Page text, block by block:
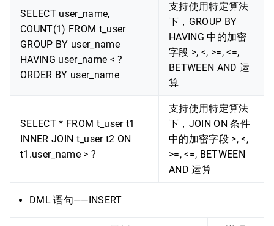
SELECT user_name,
COUNT(1) FROM t_user
GROUP BY user_name
HAVING user_name < ?
ORDER BY user_name
支持使用特定算法
下，GROUP BY
HAVING 中的加密
字段 >, <, >=, <=,
BETWEEN AND 运
算
SELECT * FROM t_user t1
INNER JOIN t_user t2 ON
t1.user_name > ?
支持使用特定算法
下，JOIN ON 条件
中的加密字段 >, <,
>=, <=, BETWEEN
AND 运算
DML 语句——INSERT